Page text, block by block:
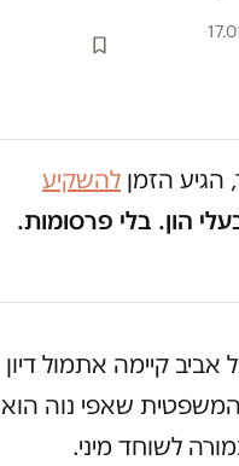
·
הגיע הזמן להשקיע
הון. בלי פרסומות.
קיימה אתמול דיון
שאפי נוה הוא
לשוחד מיני.